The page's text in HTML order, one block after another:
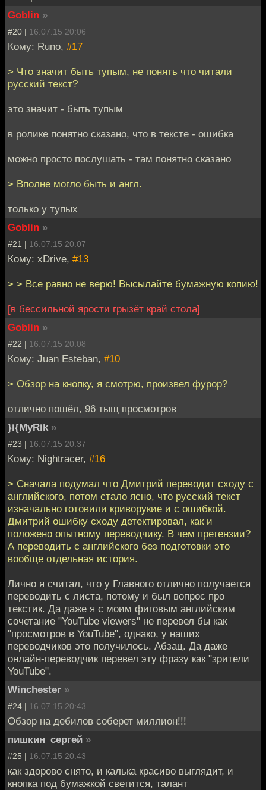
Goblin »
#20 | 16.07.15 20:06
Кому: Runo, #17
> Что значит быть тупым, не понять что читали
русский текст?
это значит - быть тупым
в ролике понятно сказано, что в тексте - ошибка
можно просто послушать - там понятно сказано
> Вполне могло быть и англ.
только у тупых
Goblin »
#21 | 16.07.15 20:07
Кому: xDrive, #13
> > Все равно не верю! Высылайте бумажную копию!
[в бессильной ярости грызёт край стола]
Goblin »
#22 | 16.07.15 20:08
Кому: Juan Esteban, #10
> Обзор на кнопку, я смотрю, произвел фурор?
отлично пошёл, 96 тыщ просмотров
}i{MyRik »
#23 | 16.07.15 20:37
Кому: Nightracer, #16
> Сначала подумал что Дмитрий переводит сходу с
английского, потом стало ясно, что русский текст
изначально готовили криворукие и с ошибкой.
Дмитрий ошибку сходу детектировал, как и
положено опытному переводчику. В чем претензии?
А переводить с английского без подготовки это
вообще отдельная история.
Лично я считал, что у Главного отлично получается
переводить с листа, потому и был вопрос про
текстик. Да даже я с моим фиговым английским
сочетание "YouTube viewers" не перевел бы как
"просмотров в YouTube", однако, у наших
переводчиков это получилось. Абзац. Да даже
онлайн-переводчик перевел эту фразу как "зрители
YouTube".
Winchester »
#24 | 16.07.15 20:43
Обзор на дебилов соберет миллион!!!
пишкин_сергей »
#25 | 16.07.15 20:43
как здорово снято, и калька красиво выглядит, и
кнопка под бумажкой светится, талант